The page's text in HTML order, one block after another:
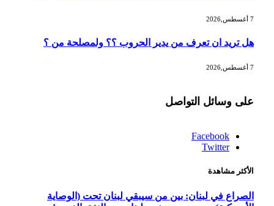
هل تريد ان تعرف من يدير الحروب ؟؟ ولمصلحة من ؟
على وسائل التواصل
Facebook
Twitter
الأكثر مشاهدة
الصراع في لبنان: بين من سيبقي لبنان تحت (الوصاية